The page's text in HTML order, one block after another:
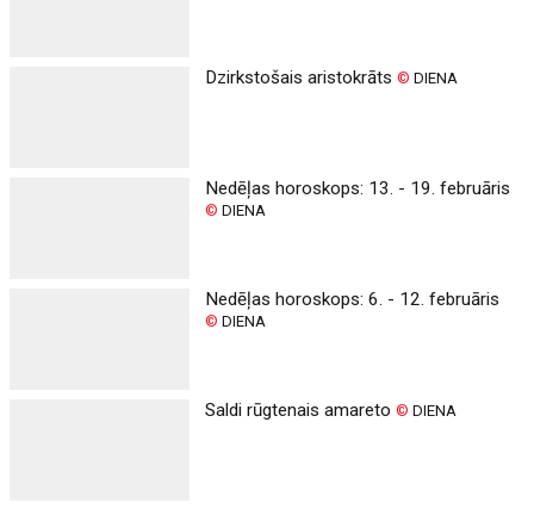
Dzirkstošais aristokrāts© DIENA
Nedēļas horoskops: 13. - 19. februāris
© DIENA
Nedēļas horoskops: 6. - 12. februāris
© DIENA
Saldi rūgtenais amareto© DIENA